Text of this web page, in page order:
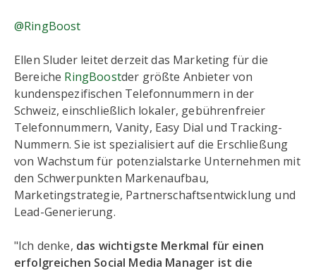
@RingBoost
Ellen Sluder leitet derzeit das Marketing für die
Bereiche RingBoostder größte Anbieter von
kundenspezifischen Telefonnummern in der
Schweiz, einschließlich lokaler, gebührenfreier
Telefonnummern, Vanity, Easy Dial und Tracking-
Nummern. Sie ist spezialisiert auf die Erschließung
von Wachstum für potenzialstarke Unternehmen mit
den Schwerpunkten Markenaufbau,
Marketingstrategie, Partnerschaftsentwicklung und
Lead-Generierung.
"Ich denke, das wichtigste Merkmal für einen
erfolgreichen Social Media Manager ist die